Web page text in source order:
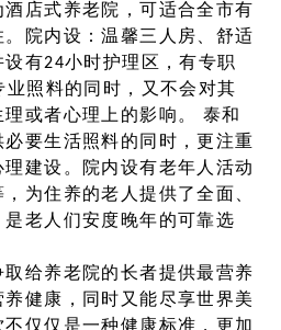
店式养老院，可适合全市有
院内设：温馨三人房、舒适
有24小时护理区，有专职
照料的同时，又不会对其
或者心理上的影响。 泰和
要生活照料的同时，更注重
建设。院内设有老年人活动
为住养的老人提供了全面、
老人们安度晚年的可靠选
给养老院的长者提供最营养
健康，同时又能尽享世界美